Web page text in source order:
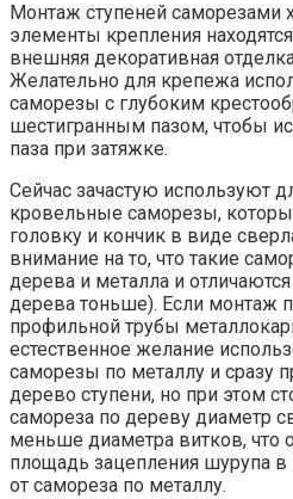
Монтаж ступеней саморезами
элементы крепления
внешняя декоративная
Желательно для крепежа
саморезы с глубоким
шестигранным пазом, чтобы
паза при затяжке.
Сейчас зачастую используют
кровельные саморезы,
головку и кончик в виде
внимание на то, что такие
дерева и металла и
дерева тоньше). Если монтаж
профильной трубы
естественное желание
саморезы по металлу и сразу
дерево ступени, но при этом
самореза по дереву диаметр
меньше диаметра витков, что
площадь зацепления шурупа в
от самореза по металлу.